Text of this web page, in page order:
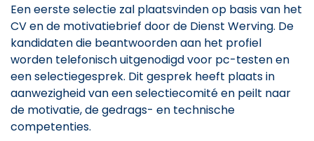
Een eerste selectie zal plaatsvinden op basis van het
CV en de motivatiebrief door de Dienst Werving. De
kandidaten die beantwoorden aan het profiel
worden telefonisch uitgenodigd voor pc-testen en
een selectiegesprek. Dit gesprek heeft plaats in
aanwezigheid van een selectiecomité en peilt naar
de motivatie, de gedrags- en technische
competenties.